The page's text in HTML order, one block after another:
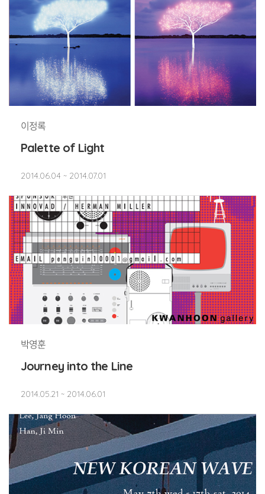
이정록
Palette of Light
2014.06.04 ~ 2014.07.01
박영훈
Journey into the Line
2014.05.21 ~ 2014.06.01